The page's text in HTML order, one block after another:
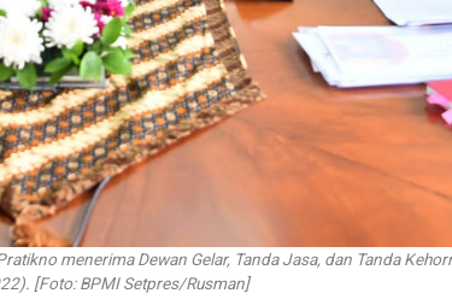
menerima Dewan Gelar, Tanda Jasa, dan Tanda
[Foto: BPMI Setpres/Rusman]